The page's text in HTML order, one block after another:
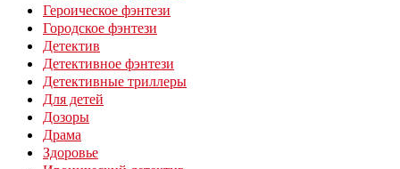
Героическое фэнтези
Городское фэнтези
Детектив
Детективное фэнтези
Детективные триллеры
Для детей
Дозоры
Драма
Здоровье